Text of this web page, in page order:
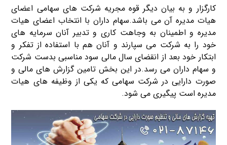
کارگزار و به بیان دیگر قوه مجریه شرکت های سهامی اعضای
هیات مدیره آن می باشد.سهام داران با انتخاب اعضای هیات
مدیره و اطمینان به وجاهت کاری و تدبیر آنان سرمایه های
خود را به شرکت می سپارند و آنان هم با استفاده از تفکر و
ابتکار خود بعد از انقضای سال مالی سود مناسبی بدست شرکت
و سهام داران می رسد.در این بخش تامین گزارش های مالی و
صورت دارایی در شرکت سهامی که یکی از وظیفه های هیات
مدیره است پیگیری می شود.